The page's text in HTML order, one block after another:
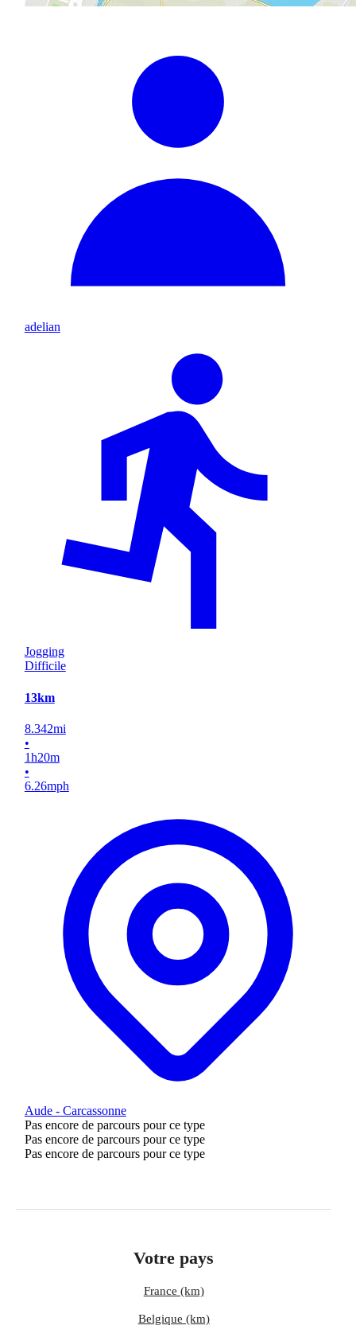
adelian
Jogging
Difficile
13km
8.342mi
•
1h20m
•
6.26mph
Aude - Carcassonne
Pas encore de parcours pour ce type
Pas encore de parcours pour ce type
Pas encore de parcours pour ce type
Votre pays
France (km)
Belgique (km)